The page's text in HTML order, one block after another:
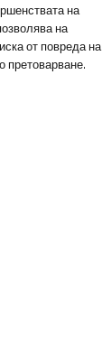
на
на
от повреда на
претоварване.